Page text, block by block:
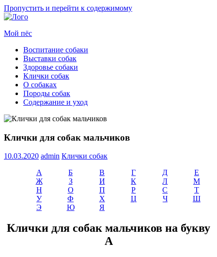
Пропустить и перейти к содержимому
Мой пёс
Все
собаках
начинающих
собаководов
Воспитание собаки
Выставки собак
Здоровье собаки
Клички собак
О собаках
Породы собак
Содержание и уход
Клички для собак мальчиков
10.03.2020 admin Клички собак
А
Б В Г Д
Е
Ж
З И К Л
М
Н
О П Р С
Т
У
Ф Х Ц Ч
Ш
Э
Ю Я
Клички для собак мальчиков на букву
А